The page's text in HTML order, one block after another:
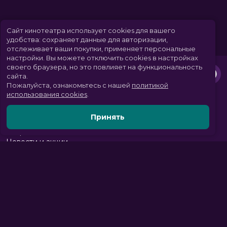
Скоро в кино
Новости и акции
Сайт кинотеатра использует cookies для вашего
удобства: сохраняет данные для авторизации,
отслеживает ваши покупки, применяет персональные
настройки.Вы можете отключить cookies в настройках
своего браузера, но это повлияет на функциональность
сайта.
Пожалуйста, ознакомьтесь с нашей политикой
использования cookies
Принять